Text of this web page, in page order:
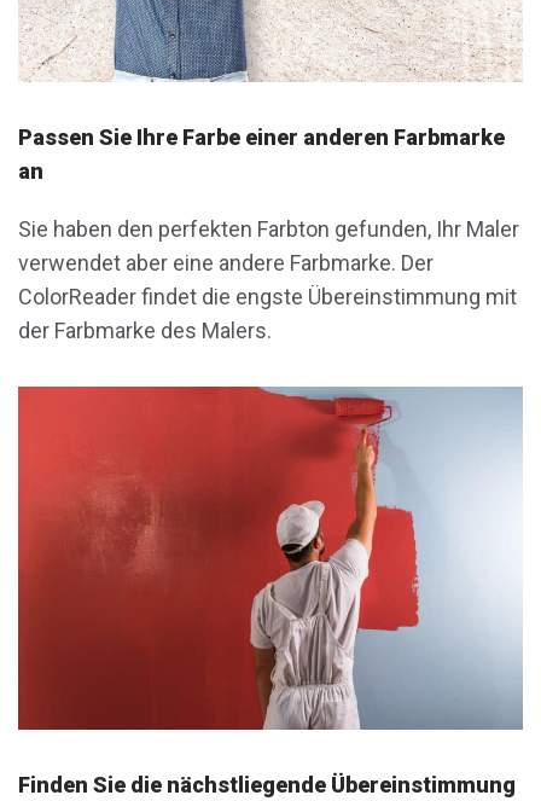
Passen Sie Ihre Farbe einer anderen Farbmarke
an
Sie haben den perfekten Farbton gefunden, Ihr Maler
verwendet aber eine andere Farbmarke. Der
ColorReader findet die engste Übereinstimmung mit
der Farbmarke des Malers.
Finden Sie die nächstliegende Übereinstimmung